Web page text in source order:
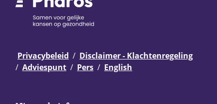
Privacybeleid
Disclaimer - Klachtenregeling
Adviespunt
Pers English